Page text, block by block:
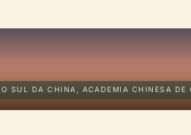
SUL DA CHINA, ACADEMIA CHINESA DE